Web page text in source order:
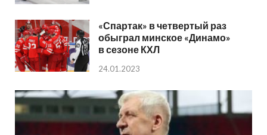
«Спартак» в четвертый раз
обыграл минское «Динамо»
в сезоне КХЛ
24.01.2023